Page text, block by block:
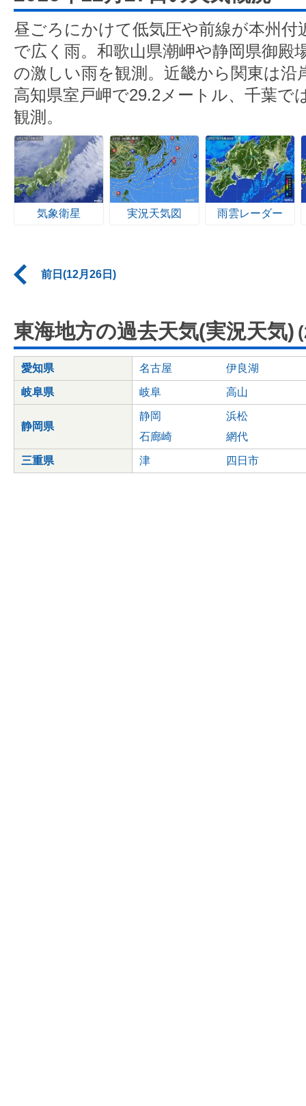
昼ごろにかけて低気圧や前線が本州付
で広く雨。和歌山県潮岬や静岡県御殿
の激しい雨を観測。近畿から関東は沿
高知県室戸岬で29.2メートル、千葉で
観測。
気象衛星 実況天気図 雨雲レーダー
前日(12月26日)
東海地方の過去天気(実況天気)
愛知県 名古屋 伊良湖
岐阜県 岐阜 高山
静岡県
静岡
浜松
石廊崎
網代
三重県 津 四日市